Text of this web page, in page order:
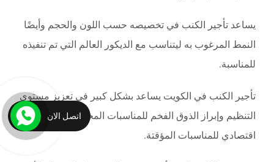
يساعد تأجير الكنب في تخصيصه حسب اللون والحجم وأيضًا
النمط المرغوب به ليتناسب مع الديكور العالم التي تم تنفيذه
للمناسبة.
تأجير الكنب في الكويت يساعد بشكل كبير في تعزيز مستوى
التنظيم وإبراز الذوق الفخم للمناسبات المختلفة كما يعد حل
اقتصادي للمناسبات المؤقتة.
اتصل الان